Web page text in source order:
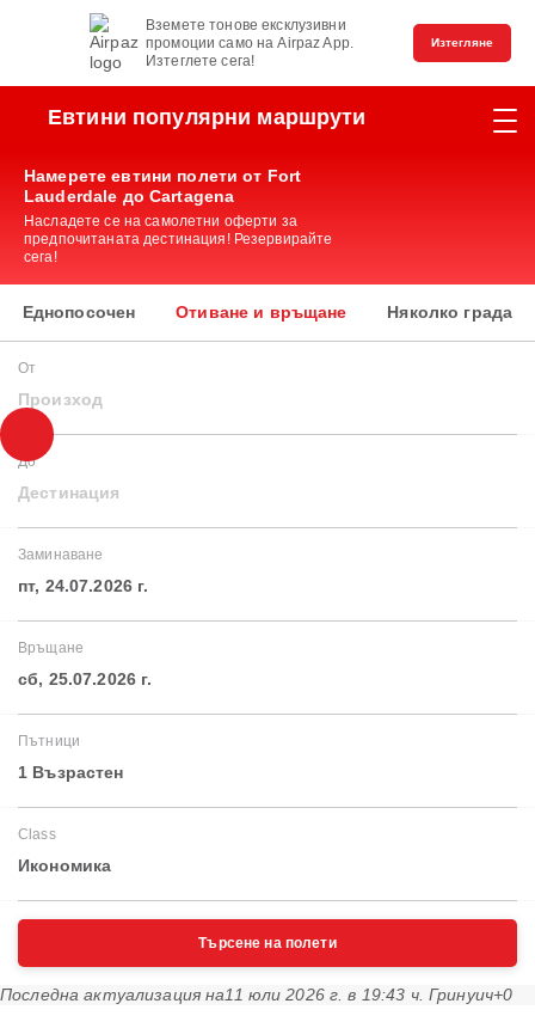
Вземете тонове ексклузивни
промоции само на Airpaz App.
Изтеглете сега!
Изтегляне
Евтини популярни маршрути
Намерете евтини полети от Fort
Lauderdale до Cartagena
Насладете се на самолетни оферти за
предпочитаната дестинация! Резервирайте
сега!
Еднопосочен Отиване и връщане Няколко града
От
Произход
До
Дестинация
Заминаване
пт, 24.07.2026 г.
Връщане
сб, 25.07.2026 г.
Пътници
1 Възрастен
Class
Икономика
Търсене на полети
Последна актуализация на11 юли 2026 г. в 19:43 ч. Гринуич+0